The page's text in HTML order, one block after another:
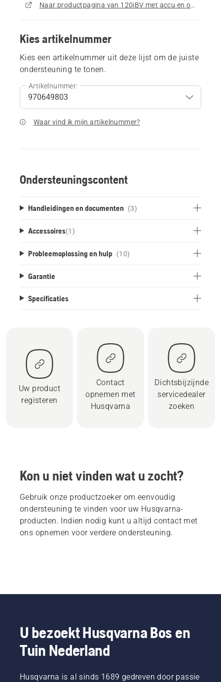
Naar productpagina van 120iBV met accu en oplader gaan
Kies artikelnummer
Kies een artikelnummer uit deze lijst om de juiste
ondersteuning te tonen.
Artikelnummer:
Waar vind ik mijn artikelnummer?
Ondersteuningscontent
Handleidingen en documenten (3)
Accessoires(1 )
Probleemoplossing en hulp (10)
Garantie
Specificaties
Uw product
registeren
Contact
opnemen met
Husqvarna
Dichtsbijzijnde
servicedealer
zoeken
Kon u niet vinden wat u zocht?
Gebruik onze productzoeker om eenvoudig
ondersteuning te vinden voor uw Husqvarna-
producten. Indien nodig kunt u altijd contact met
ons opnemen voor verdere ondersteuning.
U bezoekt Husqvarna Bos en
Tuin Nederland
Husqvarna is al sinds 1689 gedreven door passie